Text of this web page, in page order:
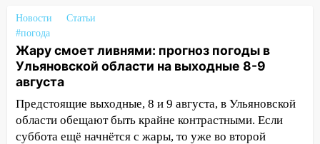
матч «Волги» под открытым небом
16:12
разработают отечественный прибор для
цифровой ПЦР
15:47
Ульяновцы могут вернуть деньги
за абонементы закрывшегося фитнес-
клуба «Рекорд-Fitness»
Новости
Статьи
#погода
Жару смоет ливнями: прогноз погоды в
Ульяновской области на выходные 8-9
августа
Предстоящие выходные, 8 и 9 августа, в Ульяновской
области обещают быть крайне контрастными. Если
суббота ещё начнётся с жары, то уже во второй